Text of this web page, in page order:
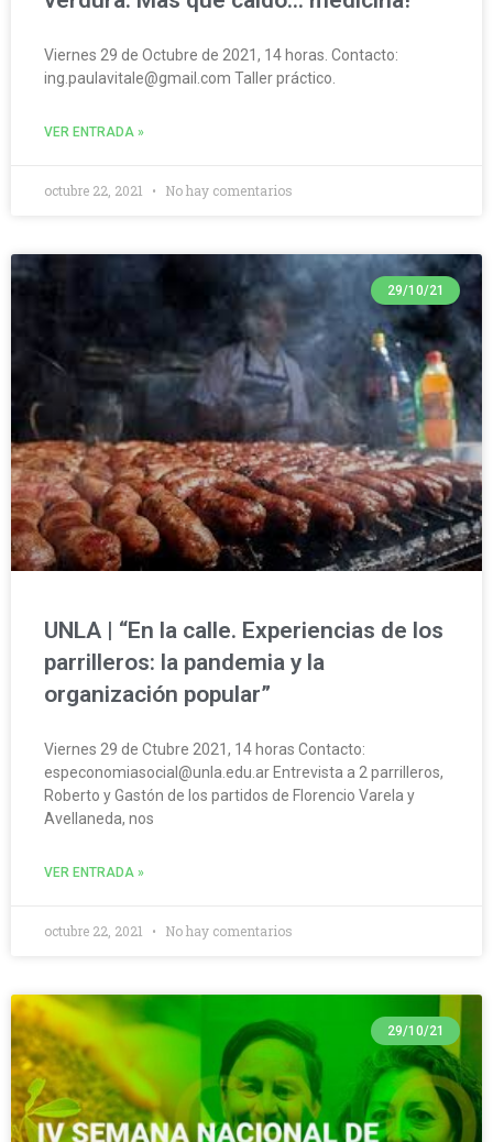
Viernes 29 de Octubre de 2021, 14 horas. Contacto:
ing.paulavitale@gmail.com Taller práctico.
VER ENTRADA »
octubre 22, 2021 No hay comentarios
29/10/21
UNLA | “En la calle. Experiencias de los
parrilleros: la pandemia y la
organización popular”
Viernes 29 de Ctubre 2021, 14 horas Contacto:
especonomiasocial@unla.edu.ar Entrevista a 2 parrilleros,
Roberto y Gastón de los partidos de Florencio Varela y
Avellaneda, nos
VER ENTRADA »
octubre 22, 2021 No hay comentarios
29/10/21